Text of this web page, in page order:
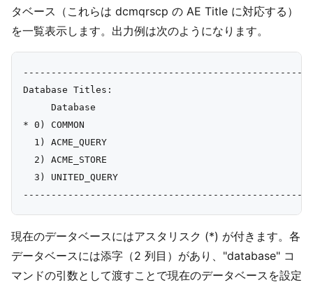
タベース（これらは dcmqrscp の AE Title に対応する）
を一覧表示します。出力例は次のようになります。
Database Titles:
     Database
* 0) COMMON
  1) ACME_QUERY
  2) ACME_STORE
  3) UNITED_QUERY
現在のデータベースにはアスタリスク (*) が付きます。各
データベースには添字（2 列目）があり、"database" コ
マンドの引数として渡すことで現在のデータベースを設定